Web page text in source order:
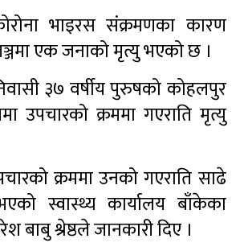
भाइरस संक्रमणका कारण
एक जनाको मृत्यु भएको छ ।
३७ वर्षीय पुरुषको कोहलपुर
उपचारको क्रममा गएराति मृत्यु
क्रममा उनको गएराति साढे
स्वास्थ्य कार्यालय बाँकेका
बाबु श्रेष्ठले जानकारी दिए ।